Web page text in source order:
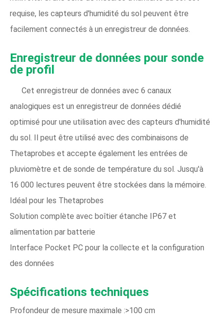
requise, les capteurs d'humidité du sol peuvent être
facilement connectés à un enregistreur de données.
Enregistreur de données pour sonde
de profil
Cet enregistreur de données avec 6 canaux
analogiques est un enregistreur de données dédié
optimisé pour une utilisation avec des capteurs d'humidité
du sol. Il peut être utilisé avec des combinaisons de
Thetaprobes et accepte également les entrées de
pluviomètre et de sonde de température du sol. Jusqu'à
16 000 lectures peuvent être stockées dans la mémoire.
Idéal pour les Thetaprobes
Solution complète avec boîtier étanche IP67 et
alimentation par batterie
Interface Pocket PC pour la collecte et la configuration
des données
Spécifications techniques
Profondeur de mesure maximale :>100 cm